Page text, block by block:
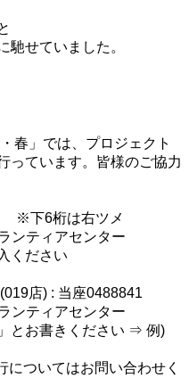
馳せていました。
春」では、プロジェクト
っています。皆様のご協力
※下6桁は右ツメ
ンティアセンター
ください
店) : 当座0488841
ンティアセンター
とお書きください ⇒ 例)
ついてはお問い合わせく